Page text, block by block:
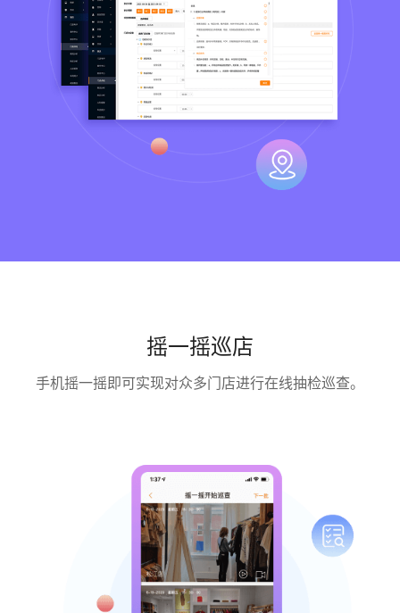
摇一摇巡店
手机摇一摇即可实现对众多门店进行在线抽检巡查。